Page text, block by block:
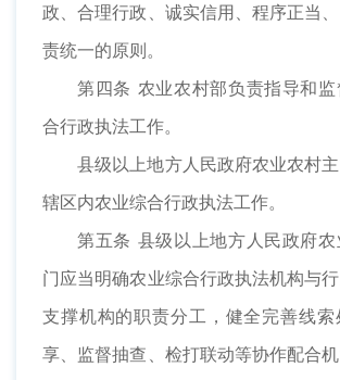
政、合理行政、诚实信用、程序正当
责统一的原则。
第四条 农业农村部负责指导和
合行政执法工作。
县级以上地方人民政府农业农村
辖区内农业综合行政执法工作。
第五条 县级以上地方人民政府
门应当明确农业综合行政执法机构与
支撑机构的职责分工，健全完善线
享、监督抽查、检打联动等协作配合